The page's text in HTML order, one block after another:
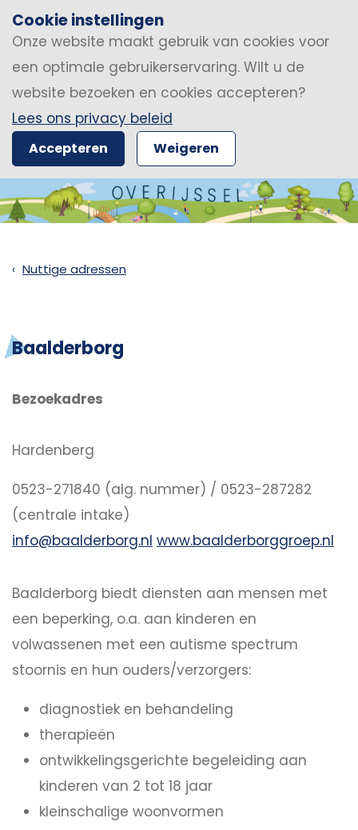
Cookie instellingen
Onze website maakt gebruik van cookies voor
een optimale gebruikerservaring. Wilt u de
website bezoeken en cookies accepteren?
Lees ons privacy beleid
Accepteren Weigeren
Nuttige adressen
Baalderborg
Bezoekadres
Hardenberg
0523-271840 (alg. nummer) / 0523-287282
(centrale intake)
info@baalderborg.nl www.baalderborggroep.nl
Baalderborg biedt diensten aan mensen met
een beperking, o.a. aan kinderen en
volwassenen met een autisme spectrum
stoornis en hun ouders/verzorgers:
diagnostiek en behandeling
therapieën
ontwikkelingsgerichte begeleiding aan
kinderen van 2 tot 18 jaar
kleinschalige woonvormen